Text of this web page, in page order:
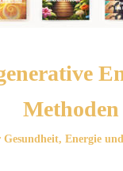
Methoden
Energie